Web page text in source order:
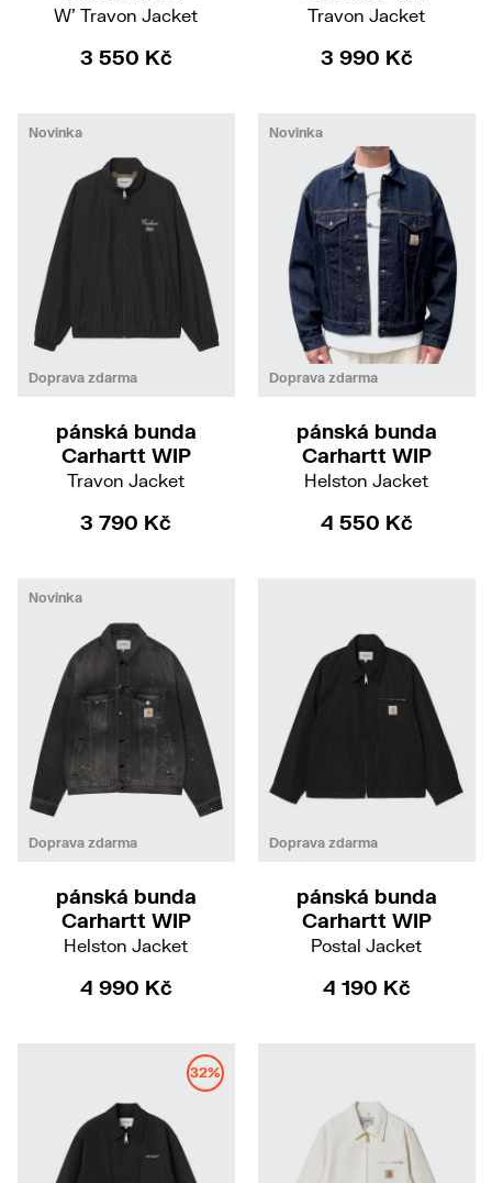
W' Travon Jacket
3 550 Kč
Travon Jacket
3 990 Kč
Doprava zdarma
Novinka
MXL
pánská bunda
Carhartt WIP
Travon Jacket
3 790 Kč
Doprava zdarma
Novinka
ML
pánská bunda
Carhartt WIP
Helston Jacket
4 550 Kč
Doprava zdarma
Novinka
L
pánská bunda
Carhartt WIP
Helston Jacket
4 990 Kč
Doprava zdarma
pánská bunda
Carhartt WIP
Postal Jacket
4 190 Kč
32%